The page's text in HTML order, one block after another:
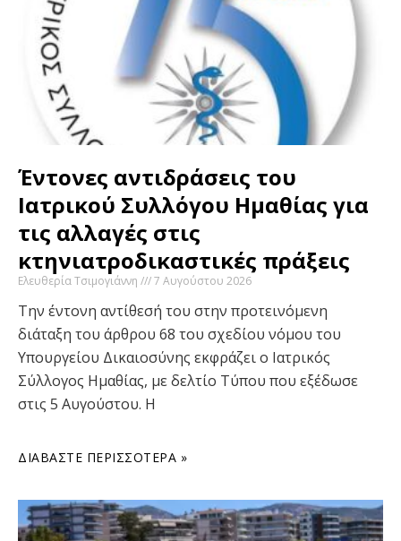
Έντονες αντιδράσεις του
Ιατρικού Συλλόγου Ημαθίας για
τις αλλαγές στις
κτηνιατροδικαστικές πράξεις
Ελευθερία Τσιμογιάννη 7 Αυγούστου 2026
Την έντονη αντίθεσή του στην προτεινόμενη
διάταξη του άρθρου 68 του σχεδίου νόμου του
Υπουργείου Δικαιοσύνης εκφράζει ο Ιατρικός
Σύλλογος Ημαθίας, με δελτίο Τύπου που εξέδωσε
στις 5 Αυγούστου. Η
ΔΙΑΒΆΣΤΕ ΠΕΡΙΣΣΌΤΕΡΑ »